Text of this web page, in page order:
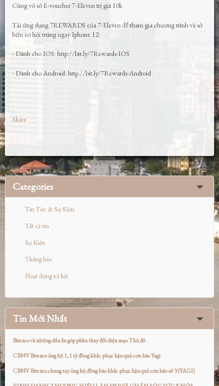
Cùng vô số E-voucher 7-Eleven trị giá 10k
Tải ứng dụng 7REWARDS của 7-Eleven để tham gia chương trình và sở
hữu cơ hội trúng ngay Iphone 12:
- Dành cho IOS: http://bit.ly/7Rewards-IOS
- Dành cho Android: http://bit.ly/7Rewards-Android
Share
Categories
Tin Tức & Sự Kiện
Tất cả tin
Sự Kiện
Thông báo
Hoạt động xã hội
Tin Mới Nhất
Bitexco và những dấu ấn góp phần thay đổi diện mạo Thủ đô
CBNV Bitexco ủng hộ 1,1 tỷ đồng khắc phục hậu quả cơn bão Yagi
CBNV Bitexco chung tay ủng hộ đồng bào khắc phục hậu quả cơn bão số 3 (YAGI)